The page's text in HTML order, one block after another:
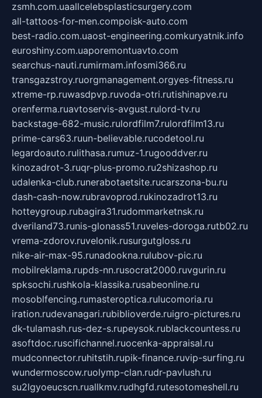
zsmh.com.uaallcelebsplasticsurgery.com
all-tattoos-for-men.compoisk-auto.com
best-radio.com.uaost-engineering.comkuryatnik.info
euroshiny.com.uaporemontuavto.com
searchus-nauti.rumirmam.infosmi366.ru
transgazstroy.ruorgmanagement.orgyes-fitness.ru
xtreme-rp.ruwasdpvp.ruvoda-otri.rutishinapve.ru
orenferma.ruavtoservis-avgust.rulord-tv.ru
backstage-682-music.rulordfilm7.rulordfilm13.ru
prime-cars63.ruun-believable.rucodetool.ru
legardoauto.rulithasa.rumuz-1.rugooddver.ru
kinozadrot-3.ruqr-plus-promo.ru2shizashop.ru
udalenka-club.runerabotaetsite.rucarszona-bu.ru
dash-cash-now.rubravoprod.rukinozadrot13.ru
hotteygroup.rubagira31.rudommarketnsk.ru
dveriland73.runis-glonass51.ruveles-doroga.rutb02.ru
vrema-zdorov.ruvelonik.rusurgutgloss.ru
nike-air-max-95.runadookna.rulubov-pic.ru
mobilreklama.rupds-nn.rusocrat2000.ruvgurin.ru
spksochi.rushkola-klassika.rusabeonline.ru
mosoblfencing.rumasteroptica.rulucomoria.ru
iration.rudevanagari.rubiblioverde.ruigro-pictures.ru
dk-tulamash.rus-dez-s.rupeysok.rublackcountess.ru
asoftdoc.ruscifichannel.ruocenka-appraisal.ru
mudconnector.ruhitstih.rupik-finance.ruvip-surfing.ru
wundermoscow.ruolymp-clan.rudr-pavlush.ru
su2lgyoeucscn.ruallkmv.rudhgfd.rutesotomeshell.ru